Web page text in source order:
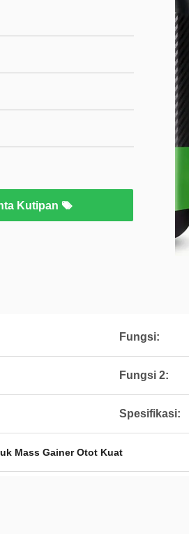
Kutipan
Fungsi:
Fungsi 2:
Spesifikasi:
Mass Gainer Otot Kuat